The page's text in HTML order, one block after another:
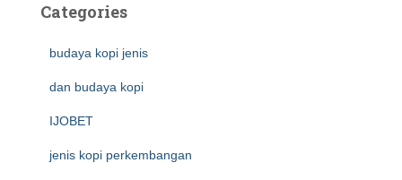
Categories
budaya kopi jenis
dan budaya kopi
IJOBET
jenis kopi perkembangan